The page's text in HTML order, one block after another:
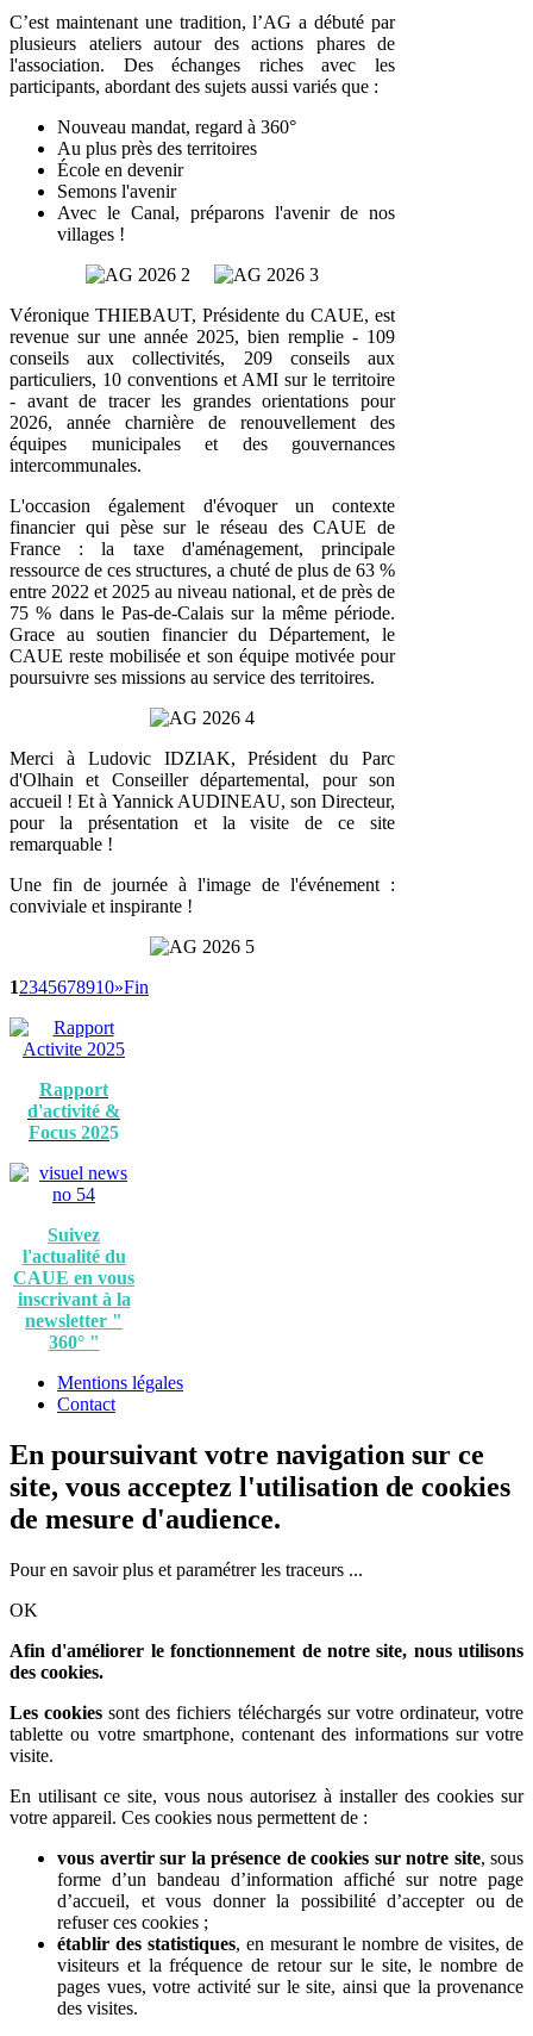
C’est maintenant une tradition, l’AG a débuté par
plusieurs ateliers autour des actions phares de
l'association. Des échanges riches avec les
participants, abordant des sujets aussi variés que :
Nouveau mandat, regard à 360°
Au plus près des territoires
École en devenir
Semons l'avenir
Avec le Canal, préparons l'avenir de nos
villages !
Véronique THIEBAUT, Présidente du CAUE, est
revenue sur une année 2025, bien remplie - 109
conseils aux collectivités, 209 conseils aux
particuliers, 10 conventions et AMI sur le territoire
- avant de tracer les grandes orientations pour
2026, année charnière de renouvellement des
équipes municipales et des gouvernances
intercommunales.
L'occasion également d'évoquer un contexte
financier qui pèse sur le réseau des CAUE de
France : la taxe d'aménagement, principale
ressource de ces structures, a chuté de plus de 63 %
entre 2022 et 2025 au niveau national, et de près de
75 % dans le Pas-de-Calais sur la même période.
Grace au soutien financier du Département, le
CAUE reste mobilisée et son équipe motivée pour
poursuivre ses missions au service des territoires.
Merci à Ludovic IDZIAK, Président du Parc
d'Olhain et Conseiller départemental, pour son
accueil ! Et à Yannick AUDINEAU, son Directeur,
pour la présentation et la visite de ce site
remarquable !
Une fin de journée à l'image de l'événement :
conviviale et inspirante !
12345678910»Fin
Rapport
d'activité &
Focus 2025
Suivez
l'actualité du
CAUE en vous
inscrivant à la
newsletter "
360° "
Mentions légales
Contact
En poursuivant votre navigation sur ce
site, vous acceptez l'utilisation de cookies
de mesure d'audience.
Pour en savoir plus et paramétrer les traceurs ...
OK
Afin d'améliorer le fonctionnement de notre site, nous utilisons
des cookies.
Les cookies sont des fichiers téléchargés sur votre ordinateur, votre
tablette ou votre smartphone, contenant des informations sur votre
visite.
En utilisant ce site, vous nous autorisez à installer des cookies sur
votre appareil. Ces cookies nous permettent de :
vous avertir sur la présence de cookies sur notre site, sous
forme d’un bandeau d’information affiché sur notre page
d’accueil, et vous donner la possibilité d’accepter ou de
refuser ces cookies ;
établir des statistiques, en mesurant le nombre de visites, de
visiteurs et la fréquence de retour sur le site, le nombre de
pages vues, votre activité sur le site, ainsi que la provenance
des visites.